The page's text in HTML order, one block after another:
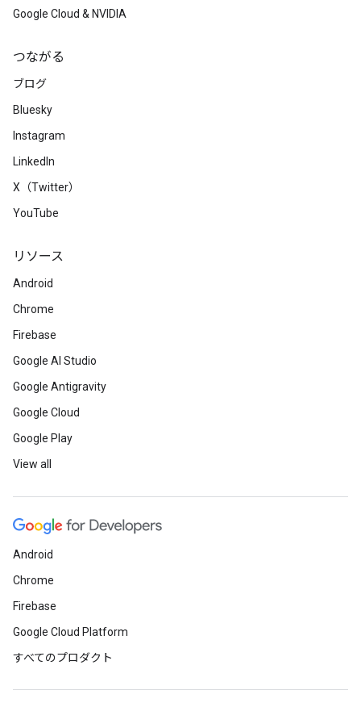
Google Cloud & NVIDIA
つながる
ブログ
Bluesky
Instagram
LinkedIn
X（Twitter）
YouTube
リソース
Android
Chrome
Firebase
Google AI Studio
Google Antigravity
Google Cloud
Google Play
View all
Android
Chrome
Firebase
Google Cloud Platform
すべてのプロダクト